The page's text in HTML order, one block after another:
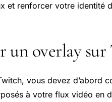
et renforcer votre identité
un overlay sur
vous devez d’abord
à votre flux vidéo en